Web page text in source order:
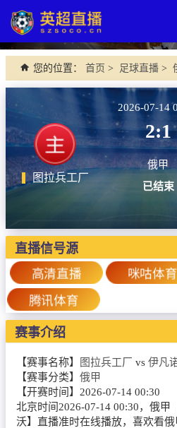
网站首页
足球直播
德甲
西甲
意甲
欧冠杯
中超
篮球直播
NBA
CBA
英超录像
您的位置： 首页 > 足球直播 >
图拉兵工厂
2026-07-14
2:1
俄甲
已结束
直播信号源
高清直播 咪咕体育
腾讯体育
赛事介绍
【赛事名称】 图拉兵工厂 vs 伊凡
【赛事分类】 俄甲
【开赛时间】 2026-07-14 00:30
北京时间2026-07-14 00:30，俄甲
沃】直播准时在线播放，喜欢看